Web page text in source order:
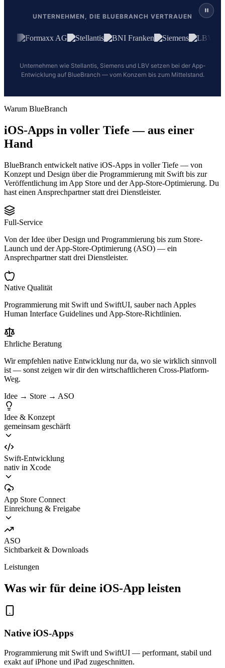
UNTERNEHMEN, DIE BLUEBRANCH VERTRAUEN
Unternehmen wie Stellantis, Siemens und LBV setzen bei der App-
Entwicklung auf BlueBranch — vom Konzern bis zum Mittelstand.
Warum BlueBranch
iOS-Apps in voller Tiefe — aus einer
Hand
BlueBranch entwickelt native iOS-Apps in voller Tiefe — von
Konzept und Design über die Programmierung mit Swift bis zur
Veröffentlichung im App Store und der App-Store-Optimierung. Du
hast einen Ansprechpartner statt drei Dienstleister.
Full-Service
Von der Idee über Design und Programmierung bis zum Store-
Launch und der App-Store-Optimierung (ASO) — ein
Ansprechpartner statt drei Dienstleister.
Native Qualität
Programmierung mit Swift und SwiftUI, sauber nach Apples
Human Interface Guidelines und App-Store-Richtlinien.
Ehrliche Beratung
Wir empfehlen native Entwicklung nur da, wo sie wirklich sinnvoll
ist — sonst zeigen wir dir den wirtschaftlicheren Cross-Platform-
Weg.
Idee → Store → ASO
Idee & Konzept
gemeinsam geschärft
Swift-Entwicklung
nativ in Xcode
App Store Connect
Einreichung & Freigabe
ASO
Sichtbarkeit & Downloads
Leistungen
Was wir für deine iOS-App leisten
Native iOS-Apps
Programmierung mit Swift und SwiftUI — performant, stabil und
exakt auf iPhone und iPad zugeschnitten.